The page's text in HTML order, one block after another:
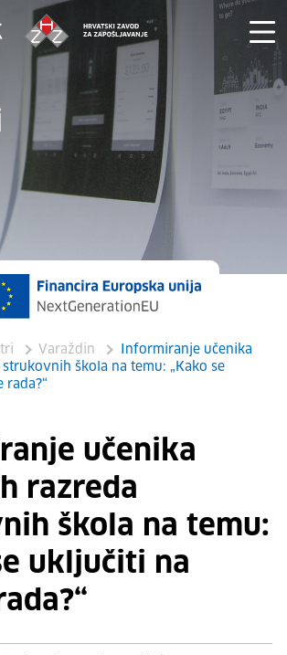
Varaždin
Informiranje učenika
škola na temu: „Kako se
rada?“
učenika
razreda
škola na temu:
uključiti na